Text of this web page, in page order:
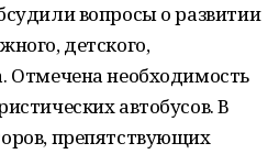
вопросы о развитии
детского,
Отмечена необходимость
автобусов. В
препятствующих